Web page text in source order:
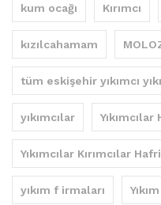
kum ocağı Kırımcı
kızılcahamam
tüm eskişehir yıkımcı
yıkımcılar
Yıkımcılar Kırımcılar
yıkım f irmaları